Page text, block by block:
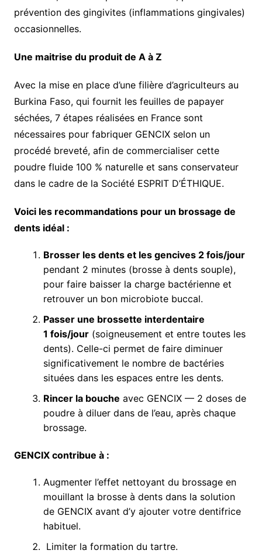
prévention des gingivites (inflammations gingivales)
occasionnelles.
Une maitrise du produit de A à Z
Avec la mise en place d’une filière d’agriculteurs au
Burkina Faso, qui fournit les feuilles de papayer
séchées, 7 étapes réalisées en France sont
nécessaires pour fabriquer GENCIX selon un
procédé breveté, afin de commercialiser cette
poudre fluide 100 % naturelle et sans conservateur
dans le cadre de la Société ESPRIT D’ÉTHIQUE.
Voici les recommandations pour un brossage de
dents idéal :
Brosser les dents et les gencives 2 fois/jour
pendant 2 minutes (brosse à dents souple),
pour faire baisser la charge bactérienne et
retrouver un bon microbiote buccal.
Passer une brossette interdentaire
1 fois/jour(soigneusement et entre toutes les
dents). Celle-ci permet de faire diminuer
significativement le nombre de bactéries
situées dans les espaces entre les dents.
Rincer la bouche avec GENCIX — 2 doses de
poudre à diluer dans de l’eau, après chaque
brossage.
GENCIX contribue à :
Augmenter l’effet nettoyant du brossage en
mouillant la brosse à dents dans la solution
de GENCIX avant d’y ajouter votre dentifrice
habituel.
Limiter la formation du tartre.